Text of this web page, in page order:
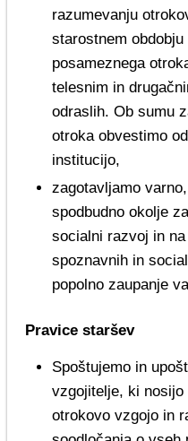
razumevanju
starostnem
posameznega
telesnim in
odraslih. Ob sumu
otroka obvestimo
institucijo,
zagotavljamo
spodbudno okolje
socialni razvoj in
spoznavnih in
popolno zaupanje
Pravice staršev
Spoštujemo in
vzgojitelje, ki nosijo
otrokovo vzgojo in